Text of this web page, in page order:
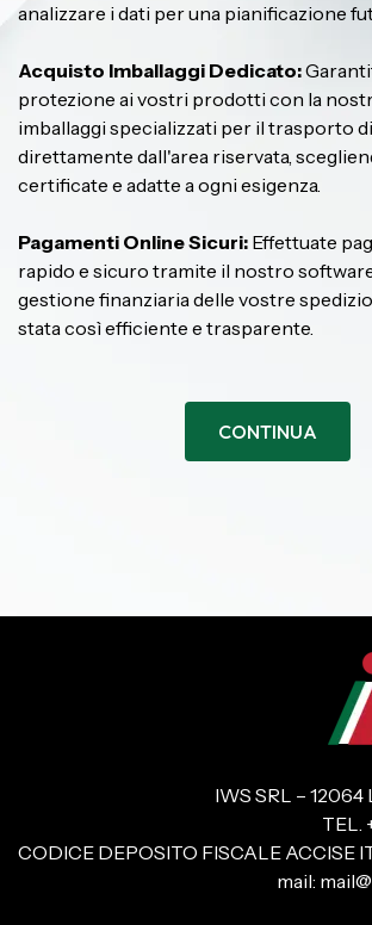
analizzare i dati per una pianificazione
Acquisto Imballaggi Dedicato:
protezione ai vostri prodotti con la
imballaggi specializzati per il trasporto
direttamente dall'area riservata,
certificate e adatte a ogni esigenza.
Pagamenti Online Sicuri: Effettuate
rapido e sicuro tramite il nostro
gestione finanziaria delle vostre
stata così efficiente e trasparente.
CONTINUA
IWS SRL –
TEL.
CODICE DEPOSITO FISCALE ACCISE
mail: